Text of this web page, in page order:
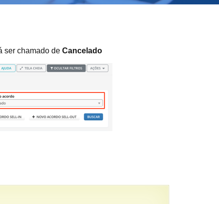
ser chamado de Cancelado